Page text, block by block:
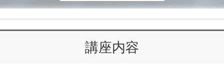
講座内容